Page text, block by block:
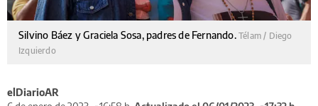
Silvino Báez y Graciela Sosa, padres de Fernando. Télam / Diego
Izquierdo
elDiarioAR